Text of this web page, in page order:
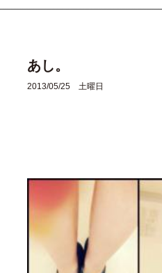
あし。
2013/05/25 土曜日